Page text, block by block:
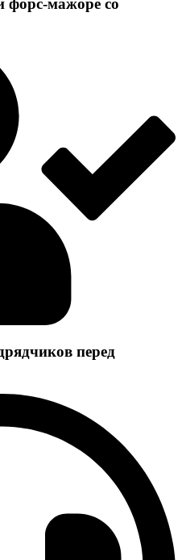
форс-мажоре со
перед